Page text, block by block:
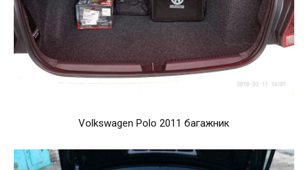
Volkswagen Polo 2011 багажник